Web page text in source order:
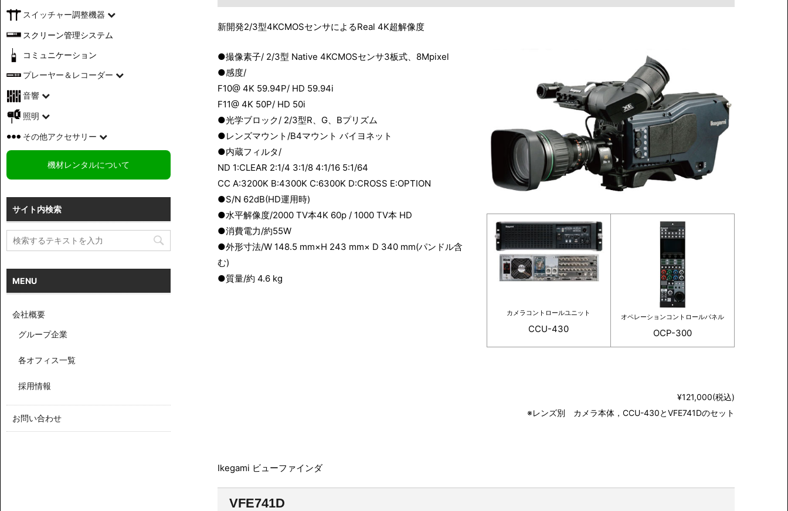
新開発2/3型4KCMOSセンサによるReal 4K超解像度
●撮像素子/ 2/3型 Native 4KCMOSセンサ3板式、8Mpixel
●感度/
F10@ 4K 59.94P/ HD 59.94i
F11@ 4K 50P/ HD 50i
●光学ブロック/ 2/3型R、G、Bプリズム
●レンズマウント/B4マウント バイヨネット
●内蔵フィルタ/
ND 1:CLEAR 2:1/4 3:1/8 4:1/16 5:1/64
CC A:3200K B:4300K C:6300K D:CROSS E:OPTION
●S/N 62dB(HD運用時)
●水平解像度/2000 TV本4K 60p / 1000 TV本 HD
●消費電力/約55W
●外形寸法/W 148.5 mm×H 243 mm× D 340 mm(パンドル含
む)
●質量/約 4.6 kg
カメラコントロールユニット
CCU-430
オペレーションコントロールパネル
OCP-300
¥121,000(税込)
※レンズ別 カメラ本体，CCU-430とVFE741Dのセット
Ikegami ビューファインダ
VFE741D
スイッチャー調整機器
スクリーン管理システム
コミュニケーション
プレーヤー＆レコーダー
音響
照明
その他アクセサリー
機材レンタルについて
サイト内検索
MENU
会社概要
グループ企業
各オフィス一覧
採用情報
お問い合わせ